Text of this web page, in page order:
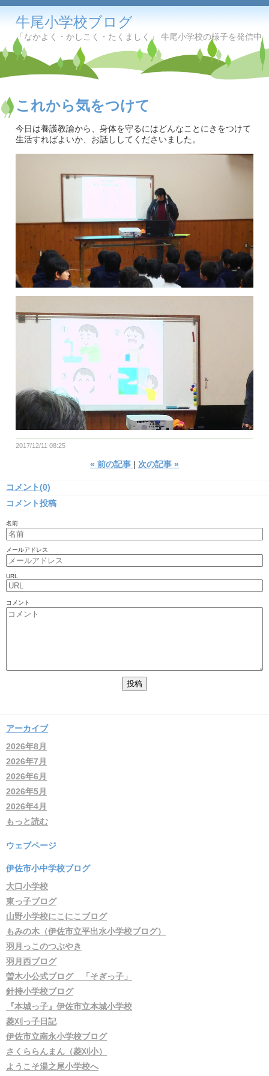
牛尾小学校ブログ
「なかよく・かしこく・たくましく」 牛尾小学校の様子を発信中
これから気をつけて
今日は養護教諭から、身体を守るにはどんなことにきをつけて
生活すればよいか、お話ししてくださいました。
2017/12/11 08:25
« 前の記事 次の記事 »
コメント(0)
コメント投稿
名前
メールアドレス
URL
コメント
アーカイブ
2026年8月
2026年7月
2026年6月
2026年5月
2026年4月
もっと読む
ウェブページ
伊佐市小中学校ブログ
大口小学校
東っ子ブログ
山野小学校にこにこブログ
もみの木（伊佐市立平出水小学校ブログ）
羽月っこのつぶやき
羽月西ブログ
曽木小公式ブログ 「そぎっ子」
針持小学校ブログ
『本城っ子』伊佐市立本城小学校
菱刈っ子日記
伊佐市立南永小学校ブログ
さくららんまん（菱刈小）
ようこそ湯之尾小学校へ